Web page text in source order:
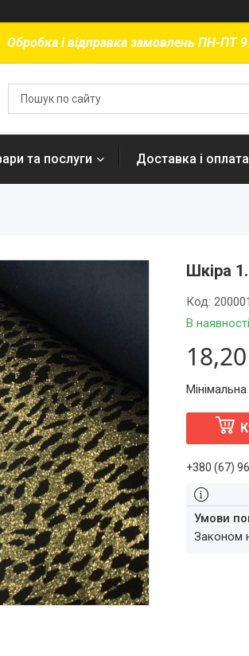
Обробка і відправка замовлень ПН-ПТ
та послуги Доставка і оплата
Шкіра
В наявності
Код:
+380 (67)
Законом